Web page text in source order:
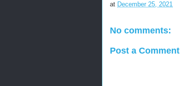
at December 25, 2021
No comments:
Post a Comment